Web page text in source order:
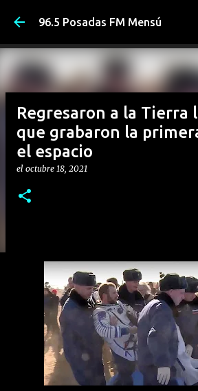
96.5 Posadas FM Mensú
Regresaron a la Tierra
que grabaron la
el espacio
el octubre 18, 2021